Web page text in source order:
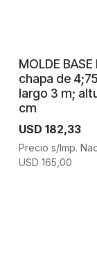
MOLDE BASE
chapa de
largo 3 m;
cm
USD 182,33
Precio s/Imp.
USD 165,00